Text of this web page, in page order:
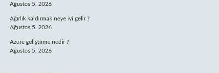
Ağustos 5, 2026
Ağırlık kaldırmak neye iyi gelir ?
Ağustos 5, 2026
Azure geliştirme nedir ?
Ağustos 5, 2026